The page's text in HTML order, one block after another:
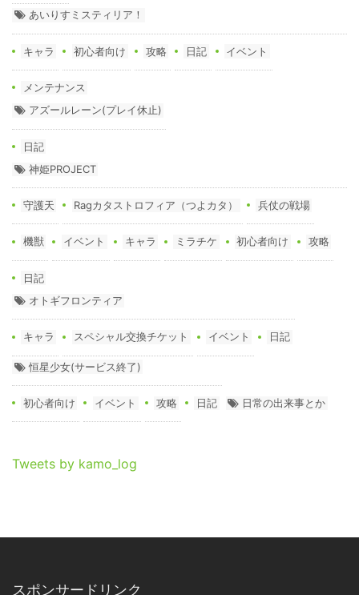
あいりすミスティリア！
キャラ 初心者向け 攻略 日記 イベント
メンテナンス
アズールレーン(プレイ休止)
日記
神姫PROJECT
守護天 Ragカタストロフィア（つよカタ） 兵仗の戦場
機獣 イベント キャラ ミラチケ 初心者向け 攻略
日記
オトギフロンティア
キャラ スペシャル交換チケット イベント 日記
恒星少女(サービス終了)
初心者向け イベント 攻略 日記 日常の出来事とか
Tweets by kamo_log
スポンサードリンク